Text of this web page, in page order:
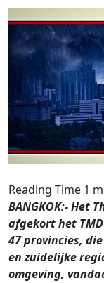
BANGKOK:- Het
afgekort het
47 provincies,
en zuidelijke
omgeving,